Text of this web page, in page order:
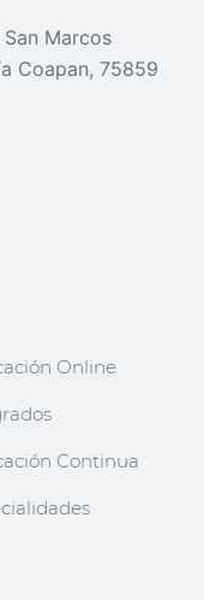
Marcos
Coapan, 75859
Online
Continua